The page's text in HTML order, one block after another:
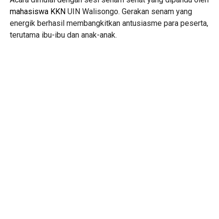
mahasiswa KKN UIN Walisongo. Gerakan senam yang
energik berhasil membangkitkan antusiasme para peserta,
terutama ibu-ibu dan anak-anak.